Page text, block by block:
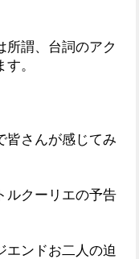
所謂、台詞のアク
。
皆さんが感じてみ
ルクーリエの予告
エンドお二人の迫